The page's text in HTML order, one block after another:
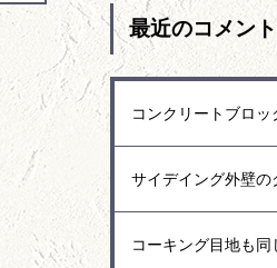
最近のコメント